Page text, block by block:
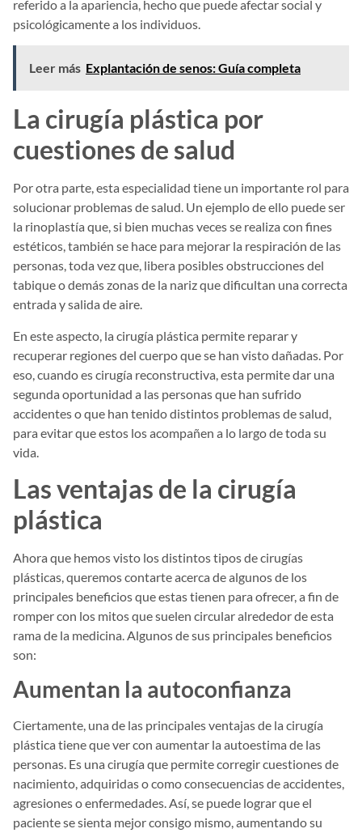
referido a la apariencia, hecho que puede afectar social y
psicológicamente a los individuos.
Leer más Explantación de senos: Guía completa
La cirugía plástica por
cuestiones de salud
Por otra parte, esta especialidad tiene un importante rol para
solucionar problemas de salud. Un ejemplo de ello puede ser
la rinoplastía que, si bien muchas veces se realiza con fines
estéticos, también se hace para mejorar la respiración de las
personas, toda vez que, libera posibles obstrucciones del
tabique o demás zonas de la nariz que dificultan una correcta
entrada y salida de aire.
En este aspecto, la cirugía plástica permite reparar y
recuperar regiones del cuerpo que se han visto dañadas. Por
eso, cuando es cirugía reconstructiva, esta permite dar una
segunda oportunidad a las personas que han sufrido
accidentes o que han tenido distintos problemas de salud,
para evitar que estos los acompañen a lo largo de toda su
vida.
Las ventajas de la cirugía
plástica
Ahora que hemos visto los distintos tipos de cirugías
plásticas, queremos contarte acerca de algunos de los
principales beneficios que estas tienen para ofrecer, a fin de
romper con los mitos que suelen circular alrededor de esta
rama de la medicina. Algunos de sus principales beneficios
son:
Aumentan la autoconfianza
Ciertamente, una de las principales ventajas de la cirugía
plástica tiene que ver con aumentar la autoestima de las
personas. Es una cirugía que permite corregir cuestiones de
nacimiento, adquiridas o como consecuencias de accidentes,
agresiones o enfermedades. Así, se puede lograr que el
paciente se sienta mejor consigo mismo, aumentando su